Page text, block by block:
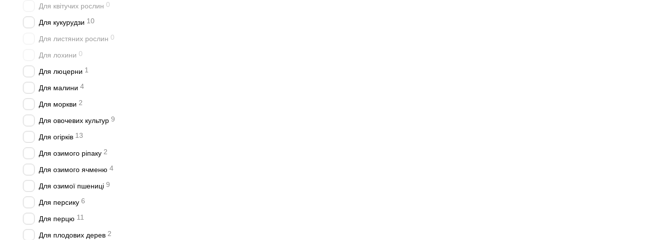
Для квітучих рослин 0
Для кукурудзи 10
Для листяних рослин 0
Для лохини 0
Для люцерни 1
Для малини 4
Для моркви 2
Для овочевих культур 9
Для огірків 13
Для озимого ріпаку 2
Для озимого ячменю 4
Для озимої пшениці 9
Для персику 6
Для перцю 11
Для плодових дерев 2